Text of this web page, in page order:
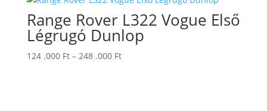
Range Rover L322 Vogue Első
Légrugó Dunlop
124 .000 Ft – 248 .000 FtÁrtartomány: